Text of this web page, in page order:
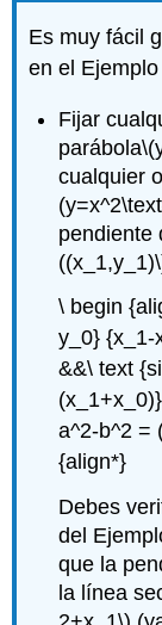
Es muy fácil
en el
Fijar
parábola
cualquier
pendiente
\ begin
y_0} {x_1-
&&\ text
a^2-b^2 =
{align*}
Debes
del
que la
la línea